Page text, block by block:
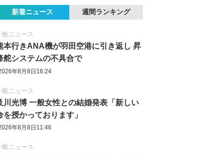
新着ニュース 週間ランキング
般ニュース
本行きANA機が羽田空港に引き返し 昇
舵システムの不具合で
年8月8日16:24
般ニュース
川光博 一般女性との結婚発表「新しい
を授かっております」
年8月8日11:46
般ニュース